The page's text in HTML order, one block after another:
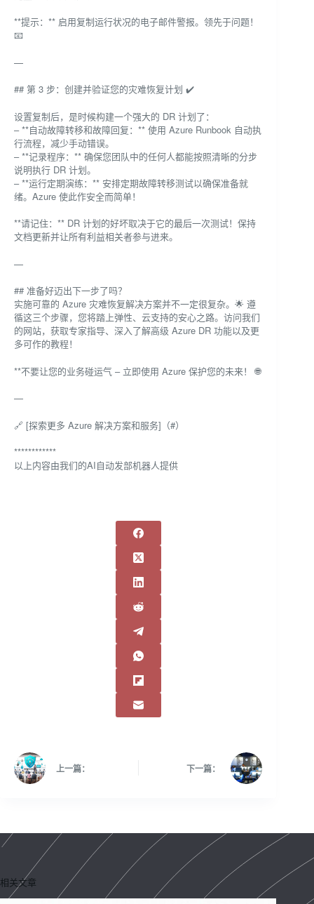
**提示：** 启用复制运行状况的电子邮件警报。领先于问题！
📧
—
## 第 3 步：创建并验证您的灾难恢复计划 ✔️
设置复制后，是时候构建一个强大的 DR 计划了：
– **自动故障转移和故障回复：** 使用 Azure Runbook 自动执
行流程，减少手动错误。
– **记录程序：** 确保您团队中的任何人都能按照清晰的分步
说明执行 DR 计划。
– **运行定期演练：** 安排定期故障转移测试以确保准备就
绪。Azure 使此作安全而简单！
**请记住：** DR 计划的好坏取决于它的最后一次测试！保持
文档更新并让所有利益相关者参与进来。
—
## 准备好迈出下一步了吗？
实施可靠的 Azure 灾难恢复解决方案并不一定很复杂。🌟 遵
循这三个步骤，您将踏上弹性、云支持的安心之路。访问我们
的网站，获取专家指导、深入了解高级 Azure DR 功能以及更
多可作的教程！
**不要让您的业务碰运气 – 立即使用 Azure 保护您的未来！ 🌐
—
🔗 [探索更多 Azure 解决方案和服务]（#）
************
以上内容由我们的AI自动发部机器人提供
上一篇： 下一篇：
相关文章